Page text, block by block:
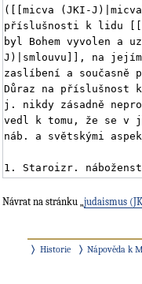
Návrat na stránku „ judaismus
Historie Nápověda k